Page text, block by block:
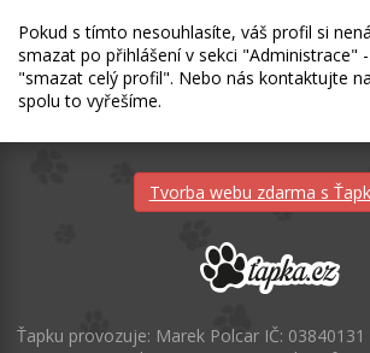
Pokud s tímto nesouhlasíte, váš profil si
smazat po přihlášení v sekci "Administrace"
"smazat celý profil". Nebo nás kontaktujte
spolu to vyřešíme.
Tvorba webu zdarma s
Ťapku provozuje: Marek Polcar IČ: